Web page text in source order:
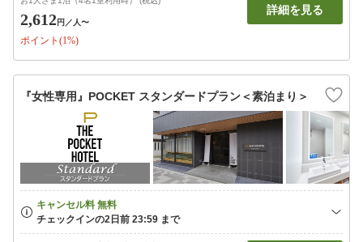
2,612円 ／人〜
ポイント(1%)
詳細を見る
『女性専用』POCKET スタンダードプラン＜素泊まり＞